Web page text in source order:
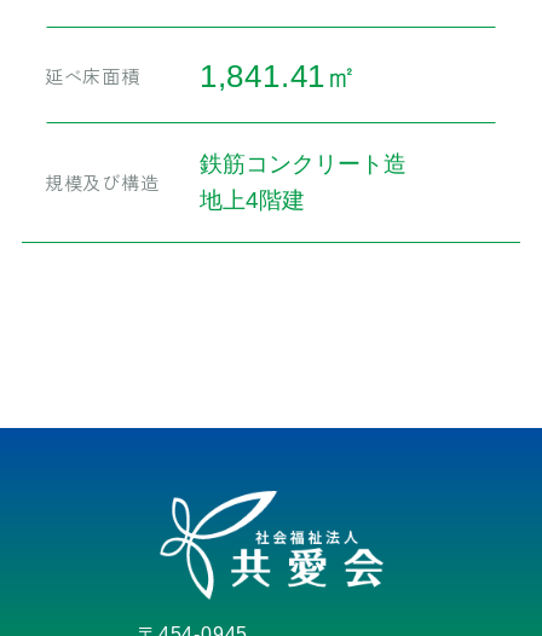
延べ床面積 1,841.41㎡
規模及び構造
鉄筋コンクリート造
地上4階建